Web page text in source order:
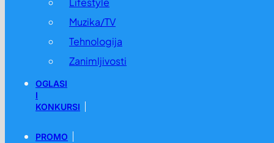
Muzika/TV
Tehnologija
Zanimljivosti
OGLASI
I
KONKURSI
PROMO